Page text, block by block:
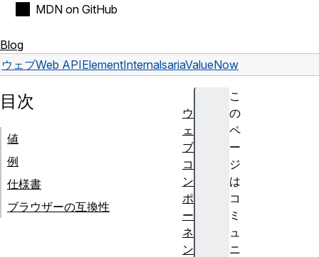
MDN on GitHub
Blog
ウェブWeb APIElementInternalsariaValueNow
こ
の
ペ
ー
ジ
は
コ
ミ
ュ
ニ
目次
値
例
仕様書
ブラウザーの互換性
ウ
ェ
ブ
コ
ン
ポ
ー
ネ
ン